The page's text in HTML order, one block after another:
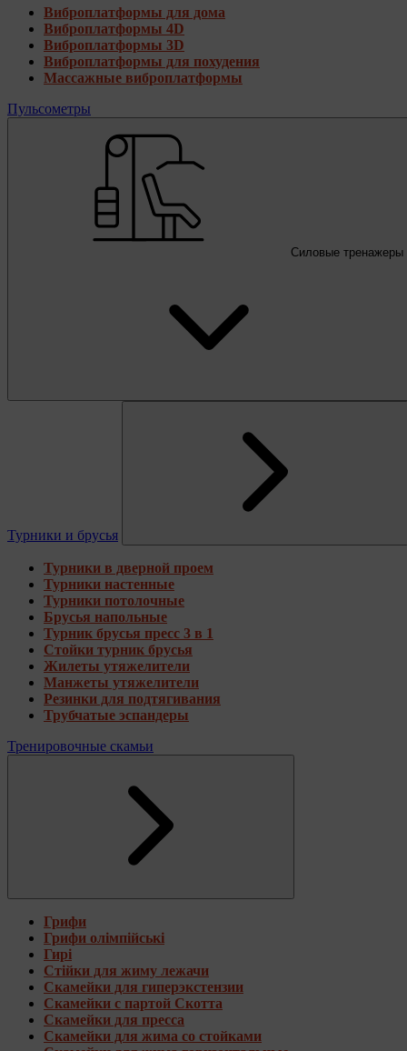
Виброплатформы для дома
Виброплатформы 4D
Виброплатформы 3D
Виброплатформы для похудения
Массажные виброплатформы
Пульсометры
Силовые тренажеры
Турники и брусья
Турники в дверной проем
Турники настенные
Турники потолочные
Брусья напольные
Турник брусья пресс 3 в 1
Стойки турник брусья
Жилеты утяжелители
Манжеты утяжелители
Резинки для подтягивания
Трубчатые эспандеры
Тренировочные скамьи
Грифи
Грифи олімпійські
Гирі
Стійки для жиму лежачи
Скамейки для гиперэкстензии
Скамейки с партой Скотта
Скамейки для пресса
Скамейки для жима со стойками